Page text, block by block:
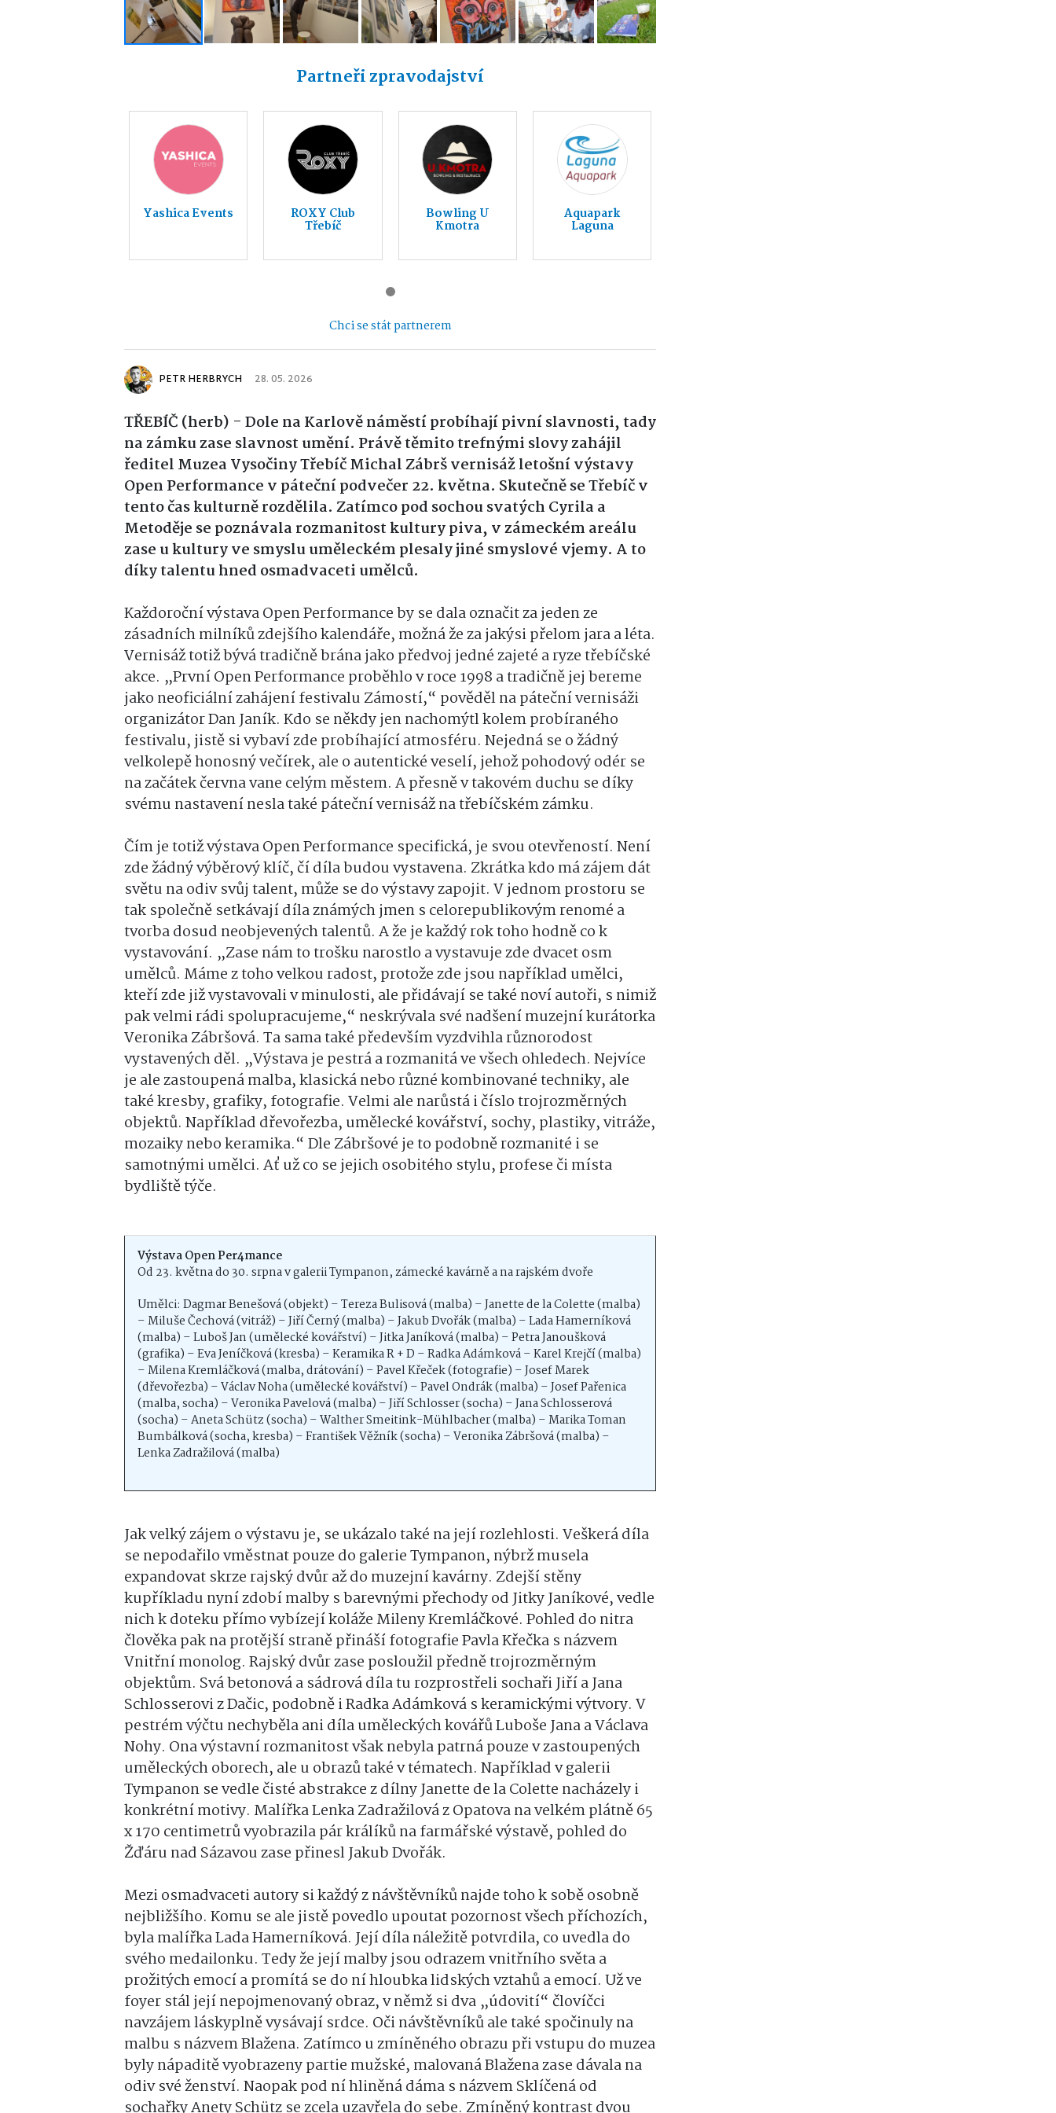
Partneři zpravodajství
Yashica Events ROXY Club
Třebíč
Bowling U
Kmotra
Aquapark
Laguna
Chci se stát partnerem
PETR HERBRYCH 28. 05. 2026
TŘEBÍČ (herb) - Dole na Karlově náměstí probíhají pivní slavnosti, tady
na zámku zase slavnost umění. Právě těmito trefnými slovy zahájil
ředitel Muzea Vysočiny Třebíč Michal Zábrš vernisáž letošní výstavy
Open Performance v páteční podvečer 22. května. Skutečně se Třebíč v
tento čas kulturně rozdělila. Zatímco pod sochou svatých Cyrila a
Metoděje se poznávala rozmanitost kultury piva, v zámeckém areálu
zase u kultury ve smyslu uměleckém plesaly jiné smyslové vjemy. A to
díky talentu hned osmadvaceti umělců.
Každoroční výstava Open Performance by se dala označit za jeden ze
zásadních milníků zdejšího kalendáře, možná že za jakýsi přelom jara a léta.
Vernisáž totiž bývá tradičně brána jako předvoj jedné zajeté a ryze třebíčské
akce. „První Open Performance proběhlo v roce 1998 a tradičně jej bereme
jako neoficiální zahájení festivalu Zámostí,“ pověděl na páteční vernisáži
organizátor Dan Janík. Kdo se někdy jen nachomýtl kolem probíraného
festivalu, jistě si vybaví zde probíhající atmosféru. Nejedná se o žádný
velkolepě honosný večírek, ale o autentické veselí, jehož pohodový odér se
na začátek června vane celým městem. A přesně v takovém duchu se díky
svému nastavení nesla také páteční vernisáž na třebíčském zámku.
Čím je totiž výstava Open Performance specifická, je svou otevřeností. Není
zde žádný výběrový klíč, čí díla budou vystavena. Zkrátka kdo má zájem dát
světu na odiv svůj talent, může se do výstavy zapojit. V jednom prostoru se
tak společně setkávají díla známých jmen s celorepublikovým renomé a
tvorba dosud neobjevených talentů. A že je každý rok toho hodně co k
vystavování. „Zase nám to trošku narostlo a vystavuje zde dvacet osm
umělců. Máme z toho velkou radost, protože zde jsou například umělci,
kteří zde již vystavovali v minulosti, ale přidávají se také noví autoři, s nimiž
pak velmi rádi spolupracujeme,“ neskrývala své nadšení muzejní kurátorka
Veronika Zábršová. Ta sama také především vyzdvihla různorodost
vystavených děl. „Výstava je pestrá a rozmanitá ve všech ohledech. Nejvíce
je ale zastoupená malba, klasická nebo různé kombinované techniky, ale
také kresby, grafiky, fotografie. Velmi ale narůstá i číslo trojrozměrných
objektů. Například dřevořezba, umělecké kovářství, sochy, plastiky, vitráže,
mozaiky nebo keramika.“ Dle Zábršové je to podobně rozmanité i se
samotnými umělci. Ať už co se jejich osobitého stylu, profese či místa
bydliště týče.
Výstava Open Per4mance
Od 23. května do 30. srpna v galerii Tympanon, zámecké kavárně a na rajském dvoře
Umělci: Dagmar Benešová (objekt) – Tereza Bulisová (malba) – Janette de la Colette (malba)
– Miluše Čechová (vitráž) – Jiří Černý (malba) – Jakub Dvořák (malba) – Lada Hamerníková
(malba) – Luboš Jan (umělecké kovářství) – Jitka Janíková (malba) – Petra Janoušková
(grafika) – Eva Jeníčková (kresba) – Keramika R + D – Radka Adámková – Karel Krejčí (malba)
– Milena Kremláčková (malba, drátování) – Pavel Křeček (fotografie) – Josef Marek
(dřevořezba) – Václav Noha (umělecké kovářství) – Pavel Ondrák (malba) – Josef Pařenica
(malba, socha) – Veronika Pavelová (malba) – Jiří Schlosser (socha) – Jana Schlosserová
(socha) – Aneta Schütz (socha) – Walther Smeitink-Mühlbacher (malba) – Marika Toman
Bumbálková (socha, kresba) – František Věžník (socha) – Veronika Zábršová (malba) –
Lenka Zadražilová (malba)
Jak velký zájem o výstavu je, se ukázalo také na její rozlehlosti. Veškerá díla
se nepodařilo vměstnat pouze do galerie Tympanon, nýbrž musela
expandovat skrze rajský dvůr až do muzejní kavárny. Zdejší stěny
kupříkladu nyní zdobí malby s barevnými přechody od Jitky Janíkové, vedle
nich k doteku přímo vybízejí koláže Mileny Kremláčkové. Pohled do nitra
člověka pak na protější straně přináší fotografie Pavla Křečka s názvem
Vnitřní monolog. Rajský dvůr zase posloužil předně trojrozměrným
objektům. Svá betonová a sádrová díla tu rozprostřeli sochaři Jiří a Jana
Schlosserovi z Dačic, podobně i Radka Adámková s keramickými výtvory. V
pestrém výčtu nechyběla ani díla uměleckých kovářů Luboše Jana a Václava
Nohy. Ona výstavní rozmanitost však nebyla patrná pouze v zastoupených
uměleckých oborech, ale u obrazů také v tématech. Například v galerii
Tympanon se vedle čisté abstrakce z dílny Janette de la Colette nacházely i
konkrétní motivy. Malířka Lenka Zadražilová z Opatova na velkém plátně 65
x 170 centimetrů vyobrazila pár králíků na farmářské výstavě, pohled do
Žďáru nad Sázavou zase přinesl Jakub Dvořák.
Mezi osmadvaceti autory si každý z návštěvníků najde toho k sobě osobně
nejbližšího. Komu se ale jistě povedlo upoutat pozornost všech příchozích,
byla malířka Lada Hamerníková. Její díla náležitě potvrdila, co uvedla do
svého medailonku. Tedy že její malby jsou odrazem vnitřního světa a
prožitých emocí a promítá se do ní hloubka lidských vztahů a emocí. Už ve
foyer stál její nepojmenovaný obraz, v němž si dva „údovití“ človíčci
navzájem láskyplně vysávají srdce. Oči návštěvníků ale také spočinuly na
malbu s názvem Blažena. Zatímco u zmíněného obrazu při vstupu do muzea
byly nápaditě vyobrazeny partie mužské, malovaná Blažena zase dávala na
odiv své ženství. Naopak pod ní hliněná dáma s názvem Sklíčená od